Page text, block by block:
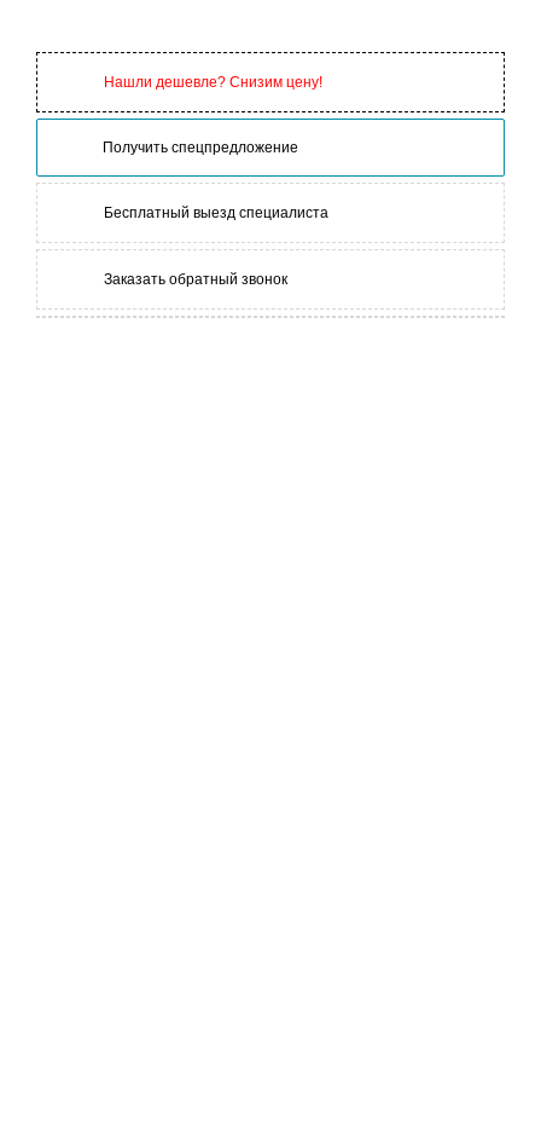
Нашли дешевле? Снизим цену!
Получить спецпредложение
Бесплатный выезд специалиста
Заказать обратный звонок